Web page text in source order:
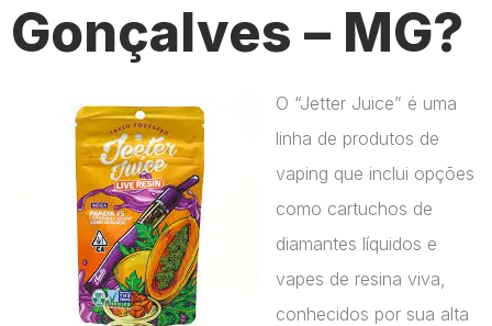
Gonçalves – MG?
O “Jetter Juice” é uma
linha de produtos de
vaping que inclui opções
como cartuchos de
diamantes líquidos e
vapes de resina viva,
conhecidos por sua alta